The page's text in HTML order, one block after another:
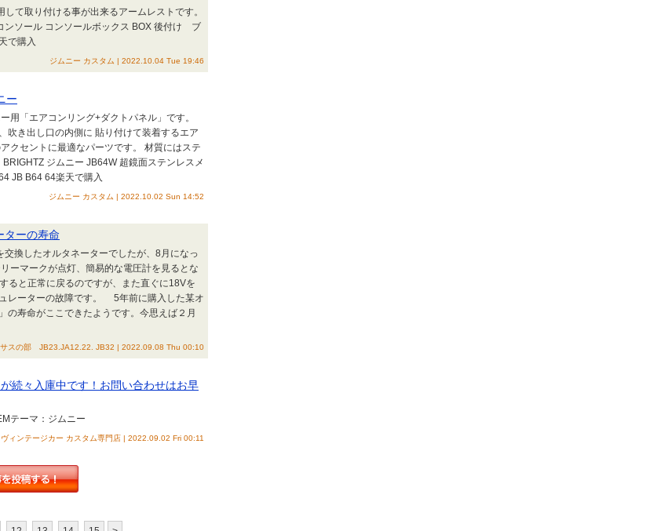
て取り付ける事が出来るアームレストです。
ソール コンソールボックス BOX 後付け ブ
で購入
ジムニー カスタム | 2022.10.04 Tue 19:46
ー
用「エアコンリング+ダクトパネル」です。
吹き出し口の内側に 貼り付けて装着するエア
クセントに最適なパーツです。 材質にはステ
ジムニー JB64W 超鏡面ステンレスメ
JB B64 64楽天で購入
ジムニー カスタム | 2022.10.02 Sun 14:52
ーの寿命
換したオルタネーターでしたが、8月になっ
マークが点灯、簡易的な電圧計を見るとな
と正常に戻るのですが、また直ぐに18Vを
レーターの故障です。 5年前に購入した某オ
の寿命がここできたようです。今思えば２月
スの部 JB23.JA12.22. JB32 | 2022.09.08 Thu 00:10
続々入庫中です！お問い合わせはお早
テーマ：ジムニー
ィンテージカー カスタム専門店 | 2022.09.02 Fri 00:11